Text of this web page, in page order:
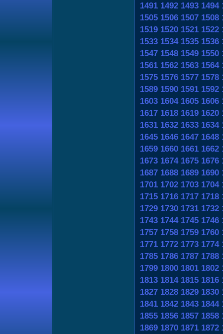
1491 1492 1493 1494
1505 1506 1507 1508
1519 1520 1521 1522
1533 1534 1535 1536
1547 1548 1549 1550
1561 1562 1563 1564
1575 1576 1577 1578
1589 1590 1591 1592
1603 1604 1605 1606
1617 1618 1619 1620
1631 1632 1633 1634
1645 1646 1647 1648
1659 1660 1661 1662
1673 1674 1675 1676
1687 1688 1689 1690
1701 1702 1703 1704
1715 1716 1717 1718
1729 1730 1731 1732
1743 1744 1745 1746
1757 1758 1759 1760
1771 1772 1773 1774
1785 1786 1787 1788
1799 1800 1801 1802
1813 1814 1815 1816
1827 1828 1829 1830
1841 1842 1843 1844
1855 1856 1857 1858
1869 1870 1871 1872